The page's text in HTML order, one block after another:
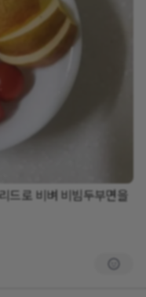
드로 비벼 비빔두부면을